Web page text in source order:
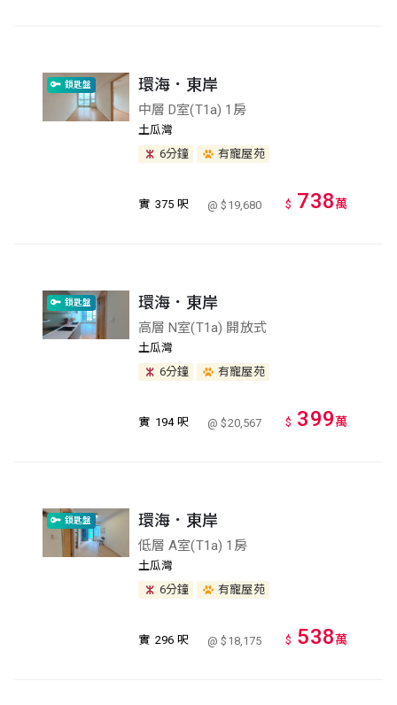
鎖匙盤 環海．東岸
中層 D室(T1a) 1房
土瓜灣
6分鐘
有寵屋苑
實 375 呎 @ $19,680 $ 738萬
鎖匙盤 環海．東岸
高層 N室(T1a) 開放式
土瓜灣
6分鐘
有寵屋苑
實 194 呎 @ $20,567 $ 399萬
鎖匙盤 環海．東岸
低層 A室(T1a) 1房
土瓜灣
6分鐘
有寵屋苑
實 296 呎 @ $18,175 $ 538萬